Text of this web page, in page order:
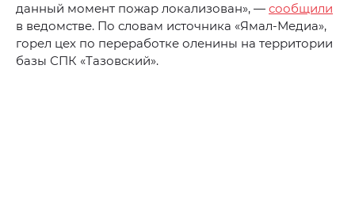
данный момент пожар локализован», — сообщили
в ведомстве. По словам источника «Ямал-Медиа»,
горел цех по переработке оленины на территории
базы СПК «Тазовский».